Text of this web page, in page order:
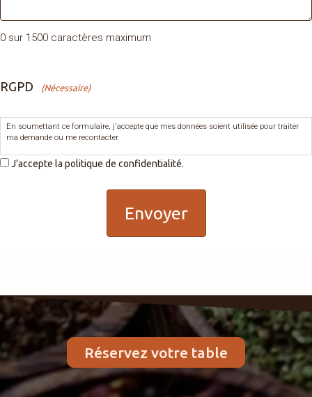
0 sur 1500 caractères maximum
RGPD (Nécessaire)
En soumettant ce formulaire, j'accepte que mes données soient utilisée pour traiter
ma demande ou me recontacter.
J’accepte la politique de confidentialité.
Réservez votre table